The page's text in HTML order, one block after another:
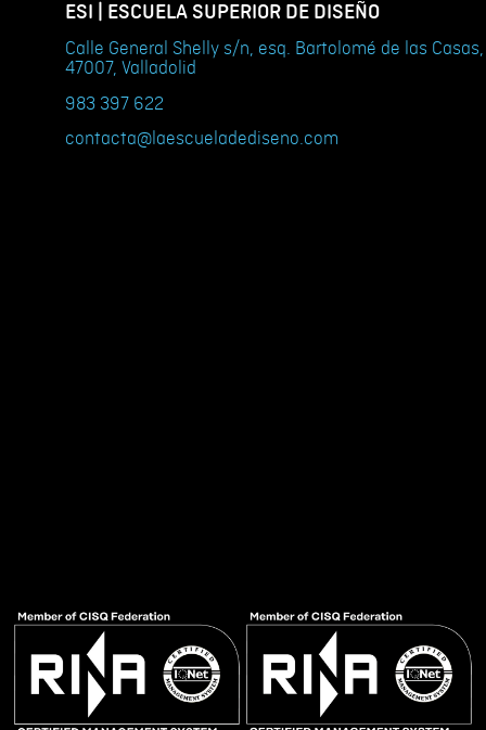
ESI | ESCUELA SUPERIOR DE DISEÑO
Calle General Shelly s/n, esq. Bartolomé de las Casas,
47007, Valladolid
983 397 622
contacta@laescueladediseno.com